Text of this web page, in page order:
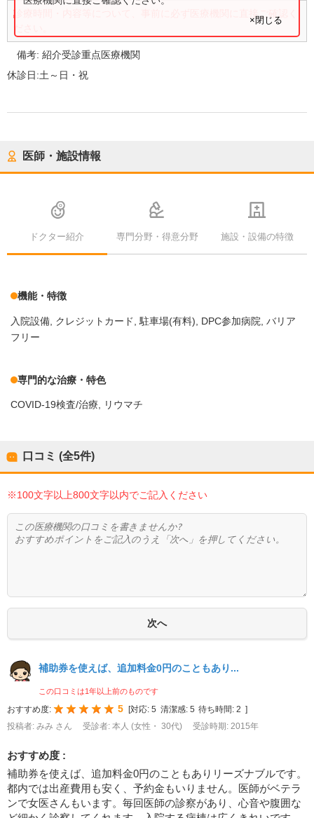
診療時間・内容等について、事前に必ず医療機関に直接ご確認く
×閉じる
備考:紹介受診重点医療機関
休診日:土～日・祝
医師・施設情報
ドクター紹介 専門分野・得意分野 施設・設備の特徴
機能・特徴
入院設備 クレジットカード 駐車場(有料) DPC参加病院 バリア
フリー
専門的な治療・特色
COVID-19検査/治療 リウマチ
口コミ (全5件)
※100文字以上800文字以内でご記入ください
補助券を使えば、追加料金0円のこともあり...
この口コミは1年以上前のものです
おすすめ度: 5 [対応: 5 清潔感: 5 待ち時間: 2 ]
投稿者: みみ さん
受診者: 本人 (女性・ 30代) 受診時期: 2015年
おすすめ度 :
補助券を使えば、追加料金0円のこともありリーズナブルです。
都内では出産費用も安く、予約金もいりません。医師がベテラ
ンで女医さんもいます。毎回医師の診察があり、心音や腹囲な